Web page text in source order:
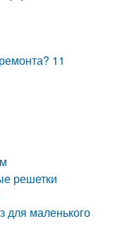
11
решетки
для маленького